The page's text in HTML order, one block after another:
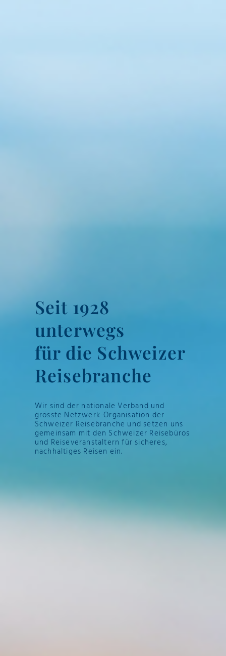
Seit 1928
unterwegs
für die Schweizer
Reisebranche
Wir sind der nationale Verband und
grösste Netzwerk-Organisation der
Schweizer Reisebranche und setzen uns
gemeinsam mit den Schweizer Reisebüros
und Reiseveranstaltern für sicheres,
nachhaltiges Reisen ein.